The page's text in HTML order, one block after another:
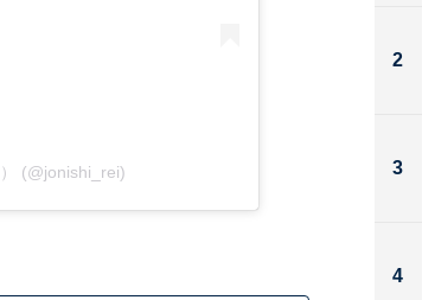
(@jonishi_rei)
2
3
4